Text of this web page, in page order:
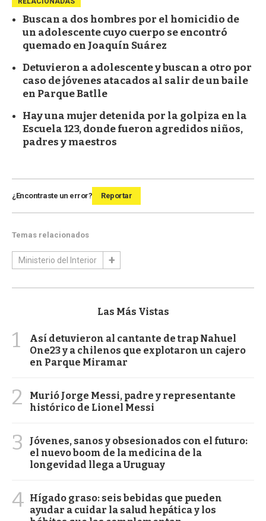
Buscan a dos hombres por el homicidio de
un adolescente cuyo cuerpo se encontró
quemado en Joaquín Suárez
Detuvieron a adolescente y buscan a otro por
caso de jóvenes atacados al salir de un baile
en Parque Batlle
Hay una mujer detenida por la golpiza en la
Escuela 123, donde fueron agredidos niños,
padres y maestros
¿Encontraste un error? Reportar
Temas relacionados
Ministerio del Interior
Las Más Vistas
1
Así detuvieron al cantante de trap Nahuel
One23 y a chilenos que explotaron un cajero
en Parque Miramar
2
Murió Jorge Messi, padre y representante
histórico de Lionel Messi
3
Jóvenes, sanos y obsesionados con el futuro:
el nuevo boom de la medicina de la
longevidad llega a Uruguay
4 Hígado graso: seis bebidas que pueden
ayudar a cuidar la salud hepática y los